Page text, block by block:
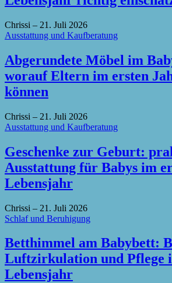
Chrissi – 21. Juli 2026
Ausstattung und Kaufberatung
Abgerundete Möbel im
worauf Eltern im ersten
können
Chrissi – 21. Juli 2026
Ausstattung und Kaufberatung
Geschenke zur Geburt:
Ausstattung für Babys im
Lebensjahr
Chrissi – 21. Juli 2026
Schlaf und Beruhigung
Betthimmel am Babybett:
Luftzirkulation und Pflege
Lebensjahr